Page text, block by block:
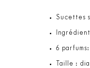
Sucettes
6
Taille :